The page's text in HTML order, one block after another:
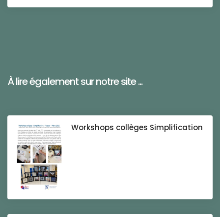
À lire également sur notre site ...
Workshops collèges Simplification